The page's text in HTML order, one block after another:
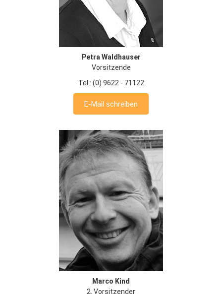
Petra Waldhauser
Vorsitzende
Tel.: (0) 9622 - 71122
E-Mail schreiben
Marco Kind
2. Vorsitzender